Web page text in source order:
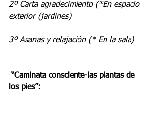
2º Carta agradecimiento (*En espacio
exterior (jardines)
3º Asanas y relajación (* En la sala)
los pies”: